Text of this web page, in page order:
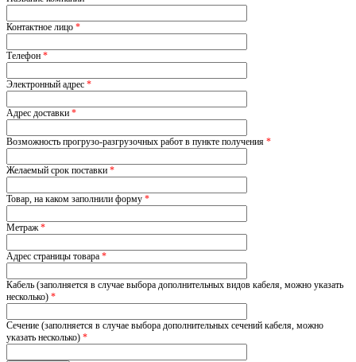
Контактное лицо *
Телефон *
Электронный адрес *
Адрес доставки *
Возможность прогрузо-разгрузочных работ в пункте получения *
Желаемый срок поставки *
Товар, на каком заполнили форму *
Метраж*
Адрес страницы товара *
Кабель (заполняется в случае выбора дополнительных видов кабеля, можно указать
несколько) *
Сечение (заполняется в случае выбора дополнительных сечений кабеля, можно
указать несколько) *